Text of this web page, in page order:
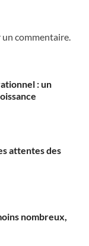
commentaire.
: un
attentes des
nombreux,